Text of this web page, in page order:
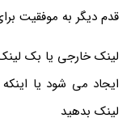
قدم دیگر به موفقیت
لینک خارجی یا بک
ایجاد می شود یا
لینک بدهید